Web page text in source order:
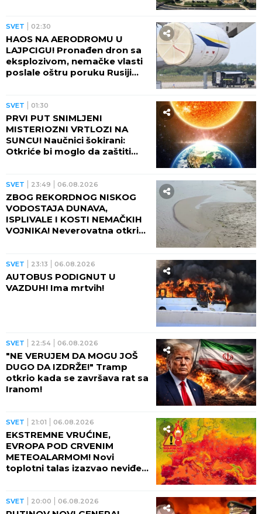
SVET 02:30
HAOS NA AERODROMU U
LAJPCIGU! Pronađen dron sa
eksplozivom, nemačke vlasti
poslale oštru poruku Rusiji
SVET 01:30
PRVI PUT SNIMLJENI
MISTERIOZNI VRTLOZI NA
SUNCU! Naučnici šokirani:
Otkriće bi moglo da zaštiti
SVET 23:49 06.08.2026
ZBOG REKORDNOG NISKOG
VODOSTAJA DUNAVA,
ISPLIVALE I KOSTI NEMAČKIH
VOJNIKA! Neverovatna otkrića
SVET 23:13 06.08.2026
AUTOBUS PODIGNUT U
VAZDUH! Ima mrtvih!
SVET 22:54 06.08.2026
"NE VERUJEM DA MOGU JOŠ
DUGO DA IZDRŽE!" Tramp
otkrio kada se završava rat sa
Iranom!
SVET 21:01 06.08.2026
EKSTREMNE VRUĆINE,
EVROPA POD CRVENIM
METEOALARMOM! Novi
toplotni talas izazvao neviđeni
SVET 20:00 06.08.2026